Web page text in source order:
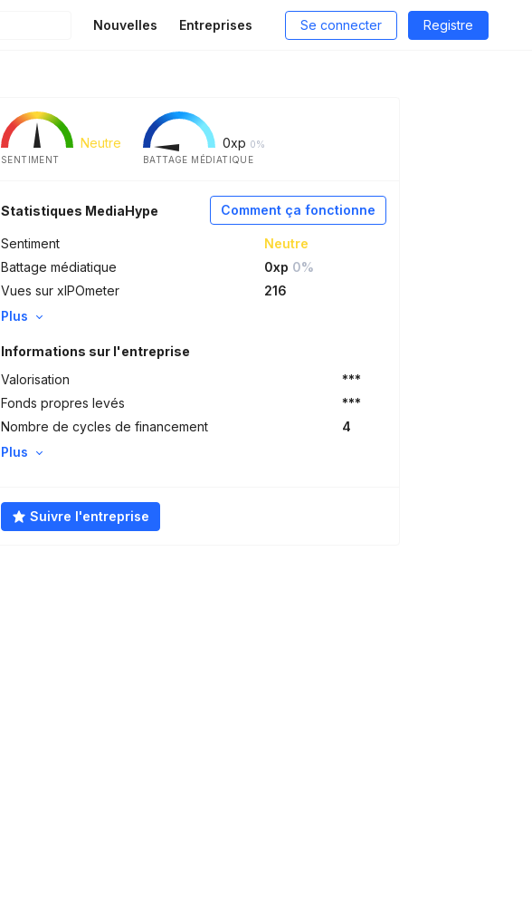
Nouvelles Entreprises Se connecter Registre
Neutre
SENTIMENT
0xp 0%
BATTAGE MÉDIATIQUE
Comment ça fonctionne
Statistiques MediaHype
Sentiment
Neutre
Battage médiatique
0xp 0%
Vues sur xIPOmeter
216
Plus
Informations sur l'entreprise
Valorisation
***
Fonds propres levés
***
Nombre de cycles de financement
4
Plus
Suivre l'entreprise